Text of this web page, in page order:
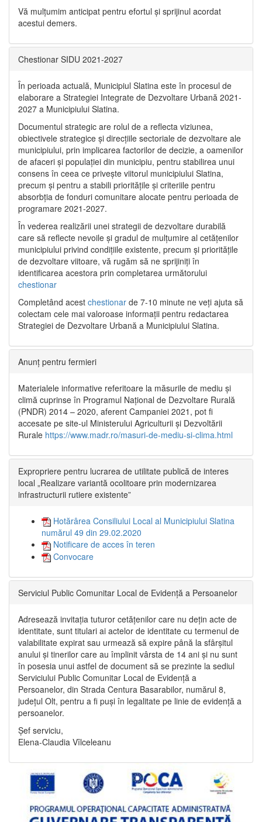
Vă mulţumim anticipat pentru efortul şi sprijinul acordat
acestui demers.
Chestionar SIDU 2021-2027
În perioada actuală, Municipiul Slatina este în procesul de
elaborare a Strategiei Integrate de Dezvoltare Urbană 2021‐
2027 a Municipiului Slatina.
Documentul strategic are rolul de a reflecta viziunea,
obiectivele strategice și direcțiile sectoriale de dezvoltare ale
municipiului, prin implicarea factorilor de decizie, a oamenilor
de afaceri și populației din municipiu, pentru stabilirea unui
consens în ceea ce privește viitorul municipiului Slatina,
precum și pentru a stabili prioritățile și criteriile pentru
absorbția de fonduri comunitare alocate pentru perioada de
programare 2021-2027.
În vederea realizării unei strategii de dezvoltare durabilă
care să reflecte nevoile și gradul de mulțumire al cetățenilor
municipiului privind condițiile existente, precum și prioritățile
de dezvoltare viitoare, vă rugăm să ne sprijiniți în
identificarea acestora prin completarea următorului
chestionar
Completând acest chestionar de 7-10 minute ne veți ajuta să
colectam cele mai valoroase informații pentru redactarea
Strategiei de Dezvoltare Urbană a Municipiului Slatina.
Anunț pentru fermieri
Materialele informative referitoare la măsurile de mediu și
climă cuprinse în Programul Național de Dezvoltare Rurală
(PNDR) 2014 – 2020, aferent Campaniei 2021, pot fi
accesate pe site-ul Ministerului Agriculturii și Dezvoltării
Rurale https://www.madr.ro/masuri-de-mediu-si-clima.html
Expropriere pentru lucrarea de utilitate publică de interes
local „Realizare variantă ocolitoare prin modernizarea
infrastructurii rutiere existente”
Hotărârea Consiliului Local al Municipiului Slatina
numărul 49 din 29.02.2020
Notificare de acces în teren
Convocare
Serviciul Public Comunitar Local de Evidență a Persoanelor
Adresează invitația tuturor cetățenilor care nu dețin acte de
identitate, sunt titulari ai actelor de identitate cu termenul de
valabilitate expirat sau urmează să expire până la sfârșitul
anului și tinerilor care au împlinit vârsta de 14 ani și nu sunt
în posesia unui astfel de document să se prezinte la sediul
Serviciului Public Comunitar Local de Evidență a
Persoanelor, din Strada Centura Basarabilor, numărul 8,
județul Olt, pentru a fi puși în legalitate pe linie de evidență a
persoanelor.
Șef serviciu,
Elena-Claudia Vîlceleanu